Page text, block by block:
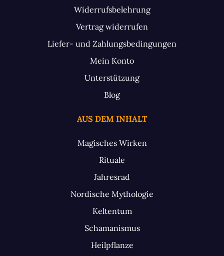
Widerrufsbelehrung
Vertrag widerrufen
Liefer- und Zahlungsbedingungen
Mein Konto
Unterstützung
Blog
AUS DEM INHALT
Magisches Wirken
Rituale
Jahresrad
Nordische Mythologie
Keltentum
Schamanismus
Heilpflanze